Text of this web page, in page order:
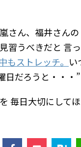
さん、福井さんの
習うべきだと 言
い
日だろうと・・・”
毎日大切にして